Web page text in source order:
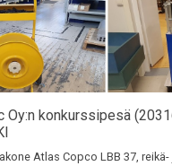
Oy:n konkurssipesä
Atlas Copco LBB 37, reikä-